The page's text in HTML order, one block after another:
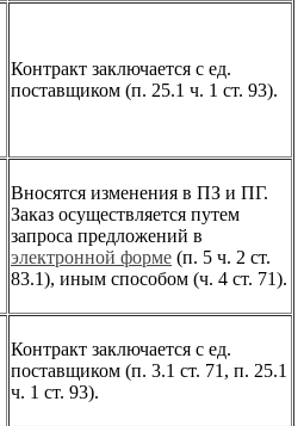
Контракт заключается с ед.
поставщиком (п. 25.1 ч. 1 ст. 93).
Вносятся изменения в ПЗ и ПГ.
Заказ осуществляется путем
запроса предложений в
электронной форме (п. 5 ч. 2 ст.
83.1), иным способом (ч. 4 ст. 71).
Контракт заключается с ед.
поставщиком (п. 3.1 ст. 71, п. 25.1
ч. 1 ст. 93).